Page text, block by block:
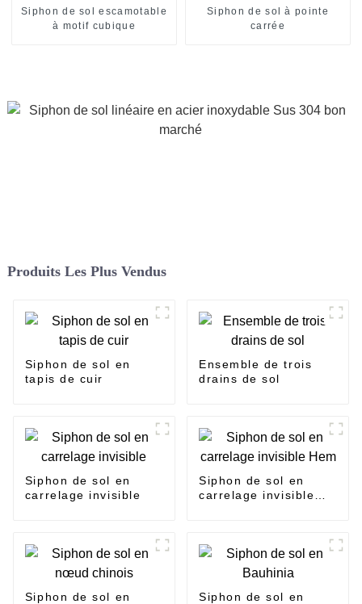
Siphon de sol escamotable
à motif cubique
Siphon de sol à pointe
carrée
Produits Les Plus Vendus
Siphon de sol en
tapis de cuir
Ensemble de trois
drains de sol
Siphon de sol en
carrelage invisible
Siphon de sol en
carrelage invisible
Siphon de sol en Siphon de sol en